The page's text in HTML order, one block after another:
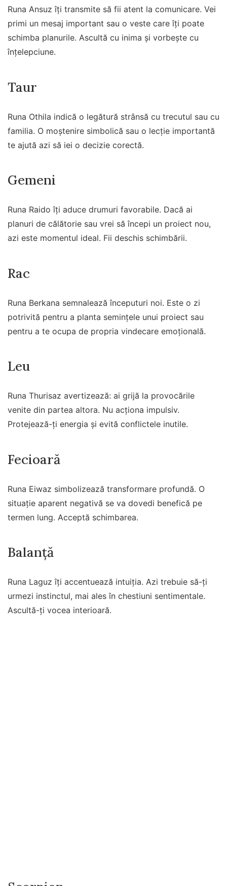
Runa Ansuz îți transmite să fii atent la comunicare. Vei
primi un mesaj important sau o veste care îți poate
schimba planurile. Ascultă cu inima și vorbește cu
înțelepciune.
Taur
Runa Othila indică o legătură strânsă cu trecutul sau cu
familia. O moștenire simbolică sau o lecție importantă
te ajută azi să iei o decizie corectă.
Gemeni
Runa Raido îți aduce drumuri favorabile. Dacă ai
planuri de călătorie sau vrei să începi un proiect nou,
azi este momentul ideal. Fii deschis schimbării.
Rac
Runa Berkana semnalează începuturi noi. Este o zi
potrivită pentru a planta semințele unui proiect sau
pentru a te ocupa de propria vindecare emoțională.
Leu
Runa Thurisaz avertizează: ai grijă la provocările
venite din partea altora. Nu acționa impulsiv.
Protejează-ți energia și evită conflictele inutile.
Fecioară
Runa Eiwaz simbolizează transformare profundă. O
situație aparent negativă se va dovedi benefică pe
termen lung. Acceptă schimbarea.
Balanță
Runa Laguz îți accentuează intuiția. Azi trebuie să-ți
urmezi instinctul, mai ales în chestiuni sentimentale.
Ascultă-ți vocea interioară.